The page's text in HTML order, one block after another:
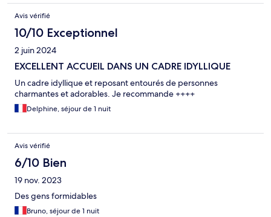
Avis vérifié
10/10 Exceptionnel
2 juin 2024
EXCELLENT ACCUEIL DANS UN CADRE IDYLLIQUE
Un cadre idyllique et reposant entourés de personnes
charmantes et adorables. Je recommande ++++
Delphine, séjour de 1 nuit
Avis vérifié
6/10 Bien
19 nov. 2023
Des gens formidables
Bruno, séjour de 1 nuit